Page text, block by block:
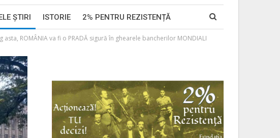
ŞTIRI ISTORIE 2% PENTRU REZISTENȚĂ
asta, ROMÂNIA va fi o PRADĂ sigură în ghearele bancherilor MONDIALI